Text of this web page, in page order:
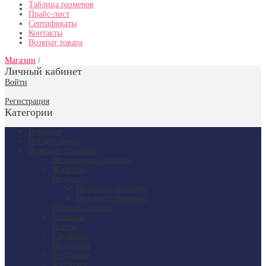
Прайс-лист
Контакты
Таблица размеров
Прайс-лист
Сертификаты
Контакты
Возврат товара
Магазин /
Личный кабинет
Войти
Регистрация
Категории
Новинки
Все для школы
Женский трикотаж
Велосипедки, лосины
Жилетки
Пижамы
Пижамы с шортами
Пижамы с брюками
Ночные сорочки
Костюмы
Платья
Сарафаны
Водолазки
Толстовки